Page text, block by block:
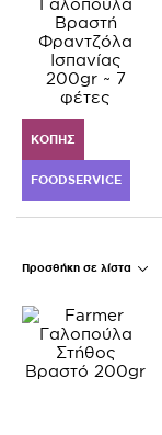
ΚΟΠΉΣ
FOODSERVICE
Προσθήκη σε λίστα